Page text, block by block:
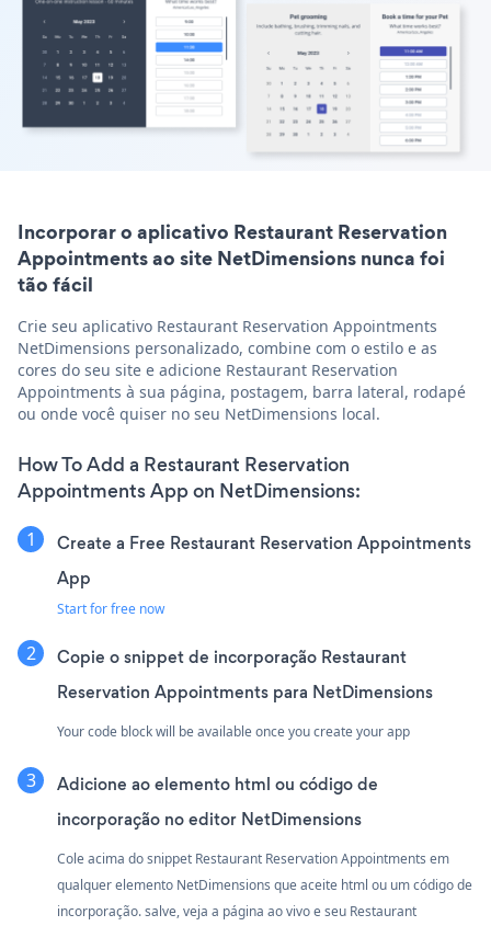
Incorporar o aplicativo Restaurant Reservation
Appointments ao site NetDimensions nunca foi
tão fácil
Crie seu aplicativo Restaurant Reservation Appointments
NetDimensions personalizado, combine com o estilo e as
cores do seu site e adicione Restaurant Reservation
Appointments à sua página, postagem, barra lateral, rodapé
ou onde você quiser no seu NetDimensions local.
How To Add a Restaurant Reservation
Appointments App on NetDimensions:
Create a Free Restaurant Reservation Appointments
App
Start for free now
Copie o snippet de incorporação Restaurant
Reservation Appointments para NetDimensions
Your code block will be available once you create your app
Adicione ao elemento html ou código de
incorporação no editor NetDimensions
Cole acima do snippet Restaurant Reservation Appointments em
qualquer elemento NetDimensions que aceite html ou um código de
incorporação. salve, veja a página ao vivo e seu Restaurant